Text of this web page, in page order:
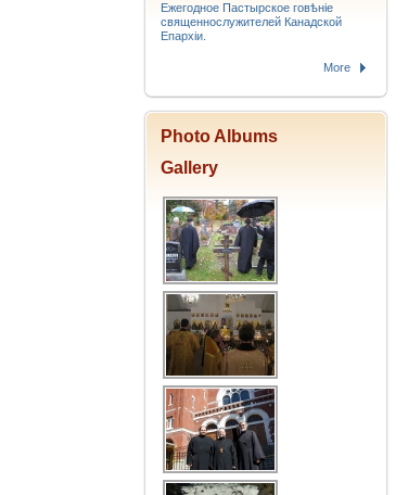
Ежегодное Пастырское говѣніе
священнослужителей Канадской
Епархіи.
More
Photo Albums
Gallery